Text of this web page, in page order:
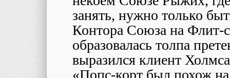
занять, нужно только
Контора Союза на Флит-
образовалась толпа
выразился клиент
«Попс-корт был похож